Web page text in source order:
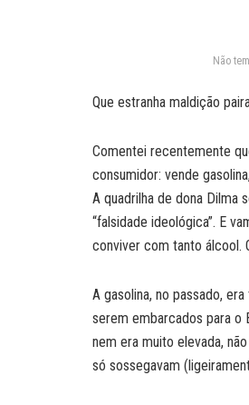
Não
Que estranha maldição
Comentei recentemente
consumidor: vende
A quadrilha de dona Dilma
“falsidade ideológica”. E
conviver com tanto álcool.
A gasolina, no passado,
serem embarcados para o
nem era muito elevada,
só sossegavam